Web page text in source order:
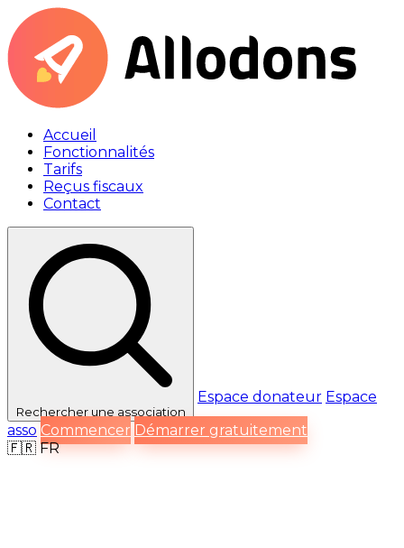
Accueil
Fonctionnalités
Tarifs
Reçus fiscaux
Contact
Rechercherune association
Espace donateur Espace
asso Commencer Démarrer gratuitement
🇫🇷 FR